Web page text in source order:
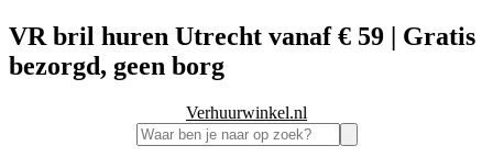
VR bril huren Utrecht vanaf € 59 | Gratis
bezorgd, geen borg
Verhuurwinkel.nl